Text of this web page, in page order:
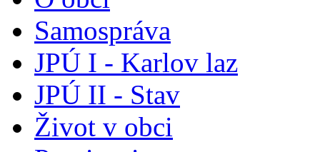
Samospráva
JPÚ I - Karlov laz
JPÚ II - Stav
Život v obci